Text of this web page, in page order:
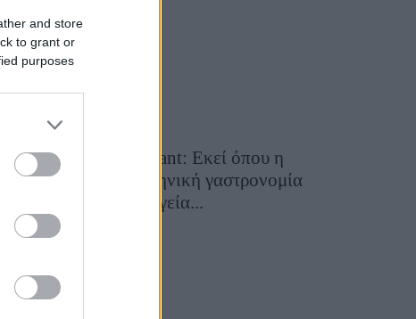
and store
to grant or
purposes
Cavos Restaurant: Εκεί όπου η
αυθεντική ελληνική γαστρονομία
συναντά τη μαγεία...
28 Ιουλίου 2026, 10:58